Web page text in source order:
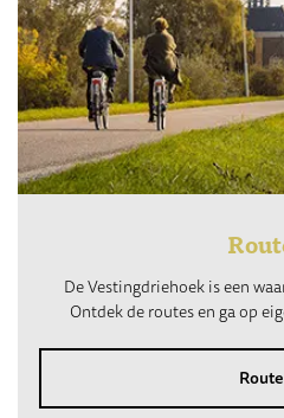
De Vestingdriehoek is een
Ontdek de routes en ga op